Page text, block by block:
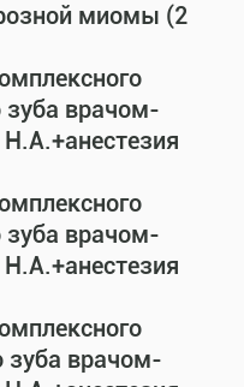
миомы (2
зуба врачом-
зуба врачом-
зуба врачом-